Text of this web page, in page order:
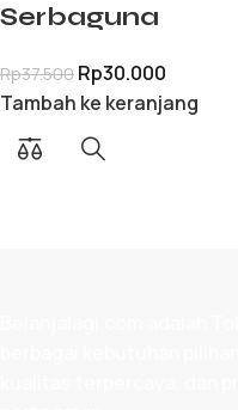
Serbaguna
Rp37.500 Rp30.000
Tambah ke keranjang